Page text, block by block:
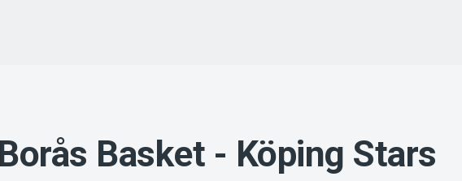
Borås Basket - Köping Stars